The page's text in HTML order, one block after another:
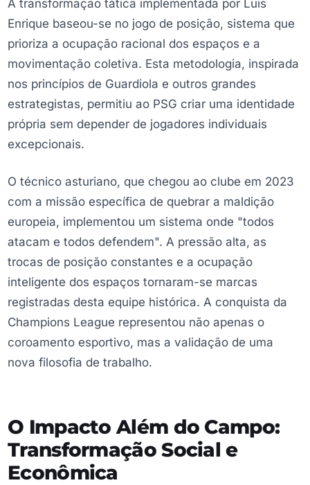
A transformação tática implementada por Luis
Enrique baseou-se no jogo de posição, sistema que
prioriza a ocupação racional dos espaços e a
movimentação coletiva. Esta metodologia, inspirada
nos princípios de Guardiola e outros grandes
estrategistas, permitiu ao PSG criar uma identidade
própria sem depender de jogadores individuais
excepcionais.
O técnico asturiano, que chegou ao clube em 2023
com a missão específica de quebrar a maldição
europeia, implementou um sistema onde "todos
atacam e todos defendem". A pressão alta, as
trocas de posição constantes e a ocupação
inteligente dos espaços tornaram-se marcas
registradas desta equipe histórica. A conquista da
Champions League representou não apenas o
coroamento esportivo, mas a validação de uma
nova filosofia de trabalho.
O Impacto Além do Campo:
Transformação Social e
Econômica